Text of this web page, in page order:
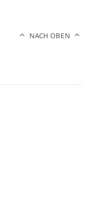
NACH OBEN